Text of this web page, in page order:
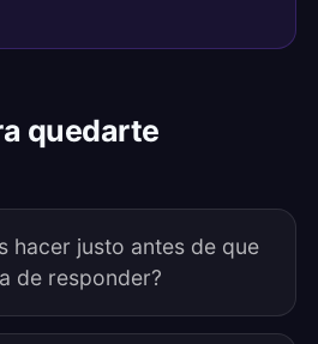
quedarte
hacer justo antes de que
de responder?